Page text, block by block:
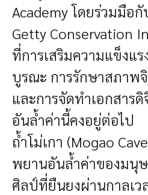
Academy โดยร่วมมือ
Getty Conservation
ที่การเสริมความแข็งแร
บูรณะ การรักษาสภาพ
และการจัดทำเอกสาร
อันล้ำค่านี้คงอยู่ต่อไป
ถ้ำโม่เกา (Mogao
พยานอันล้ำค่าของมนุ
ศิลป์ที่ยืนยงผ่านกาลเว